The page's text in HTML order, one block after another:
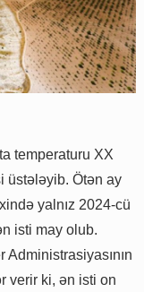
temperaturu XX
üstələyib. Ötən ay
yalnız 2024-cü
isti may olub.
verir ki, ən isti on